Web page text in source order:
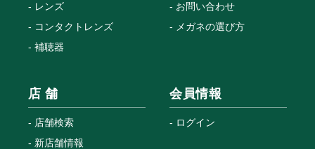
レンズ
コンタクトレンズ
補聴器
お問い合わせ
メガネの選び方
店 舗
店舗検索
新店舗情報
会員情報
ログイン